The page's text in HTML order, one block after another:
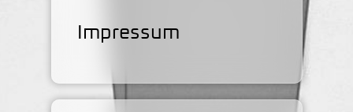
Impressum